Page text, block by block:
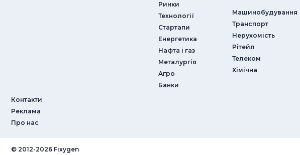
Контакти
Реклама
Про нас
Ринки
Технології
Стартапи
Енергетика
Нафта і газ
Металургія
Агро
Банки
Машинобудування
Транспорт
Нерухомість
Рітейл
Телеком
Хімічна
© ‎2012-2026 Fixygen